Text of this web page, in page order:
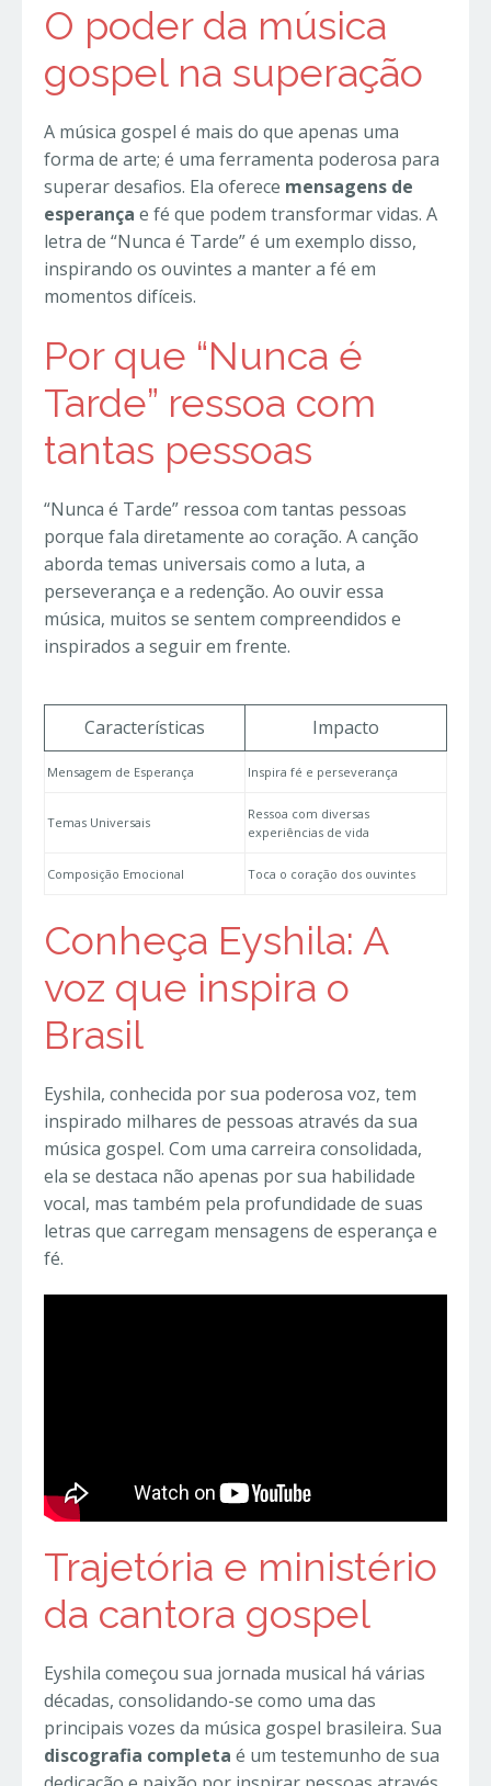
O poder da música
gospel na superação
A música gospel é mais do que apenas uma
forma de arte; é uma ferramenta poderosa para
superar desafios. Ela oferece mensagens de
esperança e fé que podem transformar vidas. A
letra de “Nunca é Tarde” é um exemplo disso,
inspirando os ouvintes a manter a fé em
momentos difíceis.
Por que “Nunca é
Tarde” ressoa com
tantas pessoas
“Nunca é Tarde” ressoa com tantas pessoas
porque fala diretamente ao coração. A canção
aborda temas universais como a luta, a
perseverança e a redenção. Ao ouvir essa
música, muitos se sentem compreendidos e
inspirados a seguir em frente.
Características Impacto
Mensagem de Esperança Inspira fé e perseverança
Temas Universais
Ressoa com diversas
experiências de vida
Composição Emocional Toca o coração dos ouvintes
Conheça Eyshila: A
voz que inspira o
Brasil
Eyshila, conhecida por sua poderosa voz, tem
inspirado milhares de pessoas através da sua
música gospel. Com uma carreira consolidada,
ela se destaca não apenas por sua habilidade
vocal, mas também pela profundidade de suas
letras que carregam mensagens de esperança e
fé.
Trajetória e ministério
da cantora gospel
Eyshila começou sua jornada musical há várias
décadas, consolidando-se como uma das
principais vozes da música gospel brasileira. Sua
discografia completa é um testemunho de sua